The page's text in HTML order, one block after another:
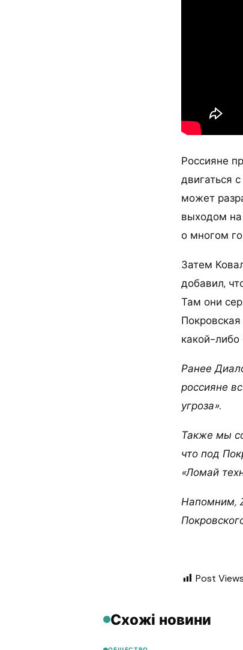
Россияне
двигаться
может
выходом на
о многом
Затем
добавил,
Там они
какой-либо
Ранее
россияне
угроза».
Также мы
что под
«Ломай
Напомним,
Post
Схожі новини